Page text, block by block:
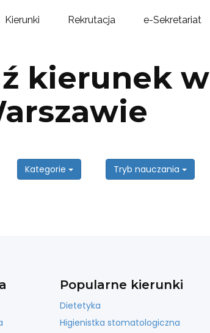
Kierunki Rekrutacja e-Sekretariat
kierunek w
Kategorie Tryb nauczania
Popularne kierunki
Dietetyka
Higienistka stomatologiczna